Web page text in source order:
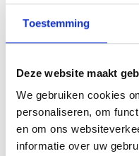
Toestemming
Deze website maakt
We gebruiken cookies
personaliseren, om
en om ons
informatie over uw
:
Pedagogisch
logeerhuizen